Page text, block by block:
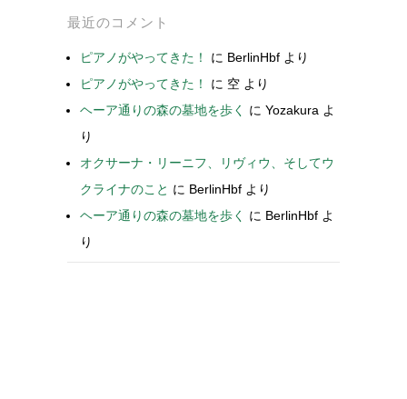
最近のコメント
ピアノがやってきた！ に BerlinHbf より
ピアノがやってきた！
に 空 より
ヘーア通りの森の墓地を歩く
に Yozakura よ
り
オクサーナ・リーニフ、リヴィウ、そしてウ
クライナのこと に BerlinHbf より
ヘーア通りの森の墓地を歩く
に BerlinHbf よ
り